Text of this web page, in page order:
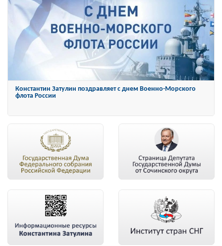
Константин Затулин награжден Орденом «За заслуги перед
Отечеством» IV степени